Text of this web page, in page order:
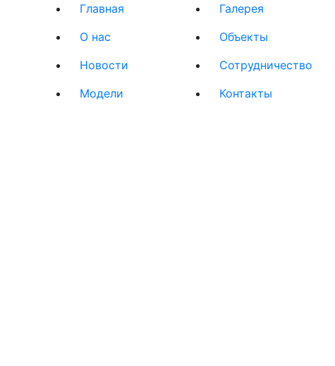
Главная
О нас
Новости
Модели
Галерея
Объекты
Сотрудничество
Контакты